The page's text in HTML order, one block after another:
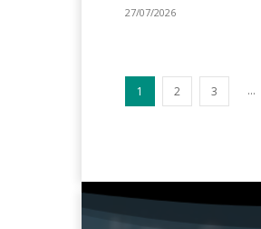
27/07/2026
1 2 3 ...